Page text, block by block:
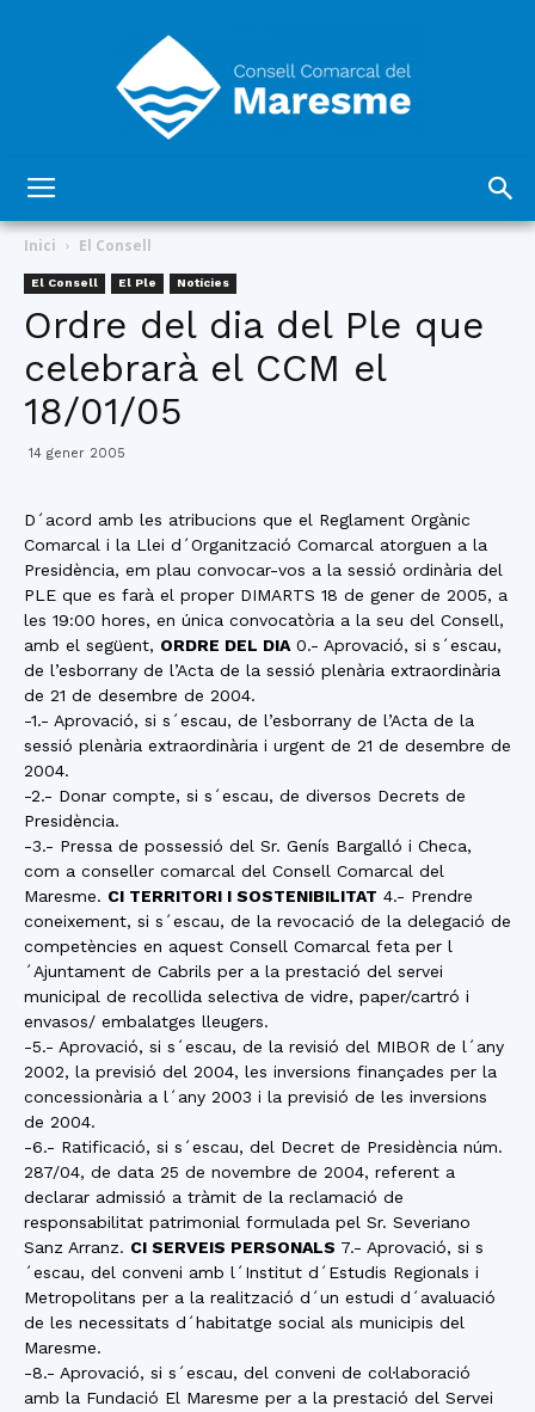
Comarcal
Maresme
Inici El Consell
El Consell El Ple Notícies
Ordre del dia del Ple que
celebrarà el CCM el
18/01/05
14 gener 2005
D´acord amb les atribucions que el Reglament Orgànic
Comarcal i la Llei d´Organització Comarcal atorguen a la
Presidència, em plau convocar-vos a la sessió ordinària del
PLE que es farà el proper DIMARTS 18 de gener de 2005, a
les 19:00 hores, en única convocatòria a la seu del Consell,
amb el següent, ORDRE DEL DIA 0.- Aprovació, si s´escau,
de l’esborrany de l’Acta de la sessió plenària extraordinària
de 21 de desembre de 2004.
-1.- Aprovació, si s´escau, de l’esborrany de l’Acta de la
sessió plenària extraordinària i urgent de 21 de desembre de
2004.
-2.- Donar compte, si s´escau, de diversos Decrets de
Presidència.
-3.- Pressa de possessió del Sr. Genís Bargalló i Checa,
com a conseller comarcal del Consell Comarcal del
Maresme. CI TERRITORI I SOSTENIBILITAT 4.- Prendre
coneixement, si s´escau, de la revocació de la delegació de
competències en aquest Consell Comarcal feta per l
´Ajuntament de Cabrils per a la prestació del servei
municipal de recollida selectiva de vidre, paper/cartró i
envasos/ embalatges lleugers.
-5.- Aprovació, si s´escau, de la revisió del MIBOR de l´any
2002, la previsió del 2004, les inversions finançades per la
concessionària a l´any 2003 i la previsió de les inversions
de 2004.
-6.- Ratificació, si s´escau, del Decret de Presidència núm.
287/04, de data 25 de novembre de 2004, referent a
declarar admissió a tràmit de la reclamació de
responsabilitat patrimonial formulada pel Sr. Severiano
Sanz Arranz. CI SERVEIS PERSONALS 7.- Aprovació, si s
´escau, del conveni amb l´Institut d´Estudis Regionals i
Metropolitans per a la realització d´un estudi d´avaluació
de les necessitats d´habitatge social als municipis del
Maresme.
-8.- Aprovació, si s´escau, del conveni de col·laboració
amb la Fundació El Maresme per a la prestació del Servei